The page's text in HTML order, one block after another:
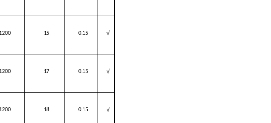
1200 15 0.15 √
1200 17 0.15 √
1200 18 0.15 √